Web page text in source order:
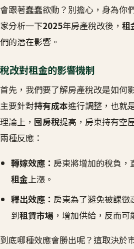
會跟著蠢蠢欲動？別擔心，身為你
家分析一下2025年房產稅改後， 租
們的潛在影響。
稅改對租金的影響機制
首先，我們要了解房產稅改是如何
主要針對持有成本進行調整，也就
理論上， 囤房稅提高，房東持有空
兩種反應：
轉嫁效應： 房東將增加的稅負，
租金 上漲。
釋出效應： 房東為了避免被課徵
到租賃市場 ，增加供給，反而可
到底哪種效應會勝出呢？這取決於